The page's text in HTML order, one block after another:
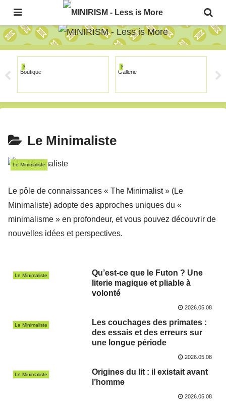
The Japanese Minimalism Art Movement!
MINIRISM
Boutique
MINIRISM
Gallerie
Le Minimaliste
Le Minimaliste
Le pôle de connaissances « The Minimalist » (Le
Minimaliste) adopte des approches uniques du «
minimalisme » en profondeur, et vous pouvez découvrir de
nouvelles idées et perspectives.
Le Minimaliste
Qu’est-ce que le Futon ? Une
literie magique et pliable à
volonté
2026.05.08
Le Minimaliste
Les couchages des primates :
des essais et des erreurs sur
une longue période
2026.05.08
Le Minimaliste
Origines du lit : il existait avant
l’homme
2026.05.08